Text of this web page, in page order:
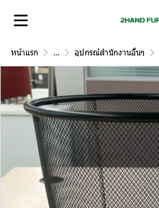
หน้าแรก ... อุปกรณ์สำนักงานอื่นๆ